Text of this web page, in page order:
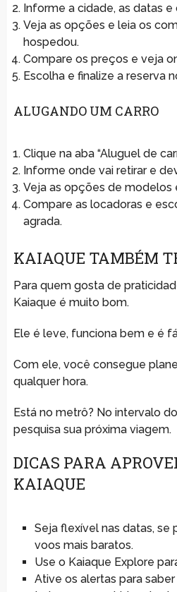
Informe a cidade, as datas
Veja as opções e leia os
hospedou.
Compare os preços e veja
Escolha e finalize a reserva
ALUGANDO UM CARRO
Clique na aba “Aluguel de
Informe onde vai retirar e
Veja as opções de modelos
Compare as locadoras e
agrada.
KAIAQUE TAMBÉM
Para quem gosta de
Kaiaque é muito bom.
Ele é leve, funciona bem e é
Com ele, você consegue
qualquer hora.
Está no metrô? No intervalo
pesquisa sua próxima viagem.
DICAS PARA
KAIAQUE
Seja flexível nas datas, se
voos mais baratos.
Use o Kaiaque Explore
Ative os alertas para